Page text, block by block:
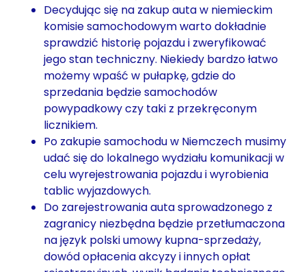
Decydując się na zakup auta w niemieckim
komisie samochodowym warto dokładnie
sprawdzić historię pojazdu i zweryfikować
jego stan techniczny. Niekiedy bardzo łatwo
możemy wpaść w pułapkę, gdzie do
sprzedania będzie samochodów
powypadkowy czy taki z przekręconym
licznikiem.
Po zakupie samochodu w Niemczech musimy
udać się do lokalnego wydziału komunikacji w
celu wyrejestrowania pojazdu i wyrobienia
tablic wyjazdowych.
Do zarejestrowania auta sprowadzonego z
zagranicy niezbędna będzie przetłumaczona
na język polski umowy kupna-sprzedaży,
dowód opłacenia akcyzy i innych opłat